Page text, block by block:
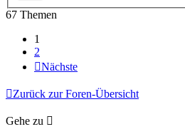
67 Themen
1
2
Nächste
Zurück zur Foren-Übersicht
Gehe zu